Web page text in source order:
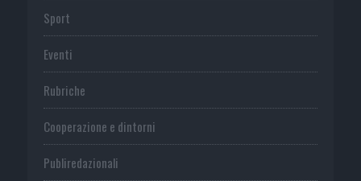
Sport
Eventi
Rubriche
Cooperazione e dintorni
Publiredazionali